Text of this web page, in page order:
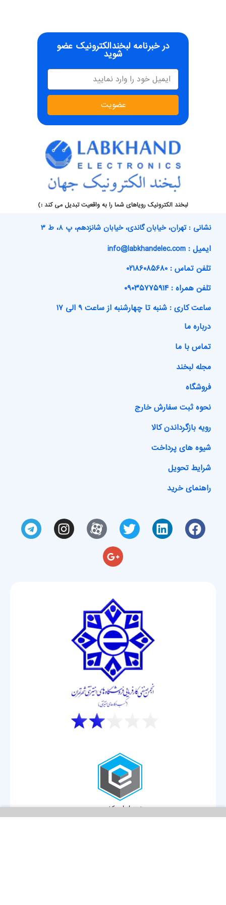
در خبرنامه لبخندالکترونیک عضو
شوید
عضویت
لبخند الکترونیک رویاهای شما را به واقعیت تبدیل می کند :)
نشانی : تهران، خیابان گاندی، خیابان شانزدهم، پ ۸، ط ۳
ایمیل : info@labkhandelec.com
تلفن تماس : ۰۲۱۸۶۰۸۵۶۸۰
تلفن همراه : ۰۹۰۳۵۷۷۵۹۱۴
ساعت کاری : شنبه تا چهارشنبه از ساعت ۹ الی ۱۷
درباره ما
تماس با ما
مجله لبخند
فروشگاه
نحوه ثبت سفارش خارج
رویه بازگرداندن کالا
شیوه های پرداخت
شرایط تحویل
راهنمای خرید